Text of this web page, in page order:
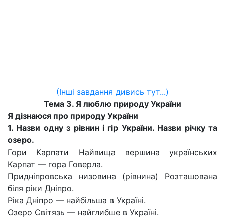
(Інші завдання дивись тут...)
Тема 3. Я люблю природу України
Я дізнаюся про природу України
1. Назви одну з рівнин і гір України. Назви річку та
озеро.
Гори Карпати Найвища вершина українських
Карпат — гора Говерла.
Придніпровська низовина (рівнина) Розташована
біля ріки Дніпро.
Ріка Дніпро — найбільша в Україні.
Озеро Світязь — найглибше в Україні.